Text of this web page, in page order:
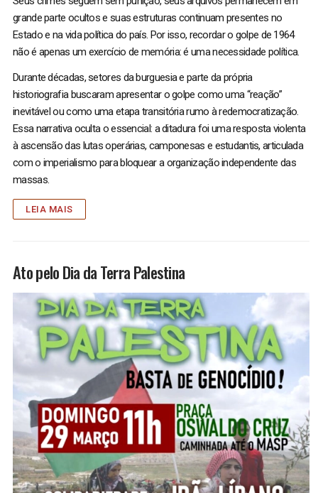
grande parte ocultos e suas estruturas continuam presentes no
Estado e na vida política do país. Por isso, recordar o golpe de 1964
não é apenas um exercício de memória: é uma necessidade política.
Durante décadas, setores da burguesia e parte da própria
historiografia buscaram apresentar o golpe como uma “reação”
inevitável ou como uma etapa transitória rumo à redemocratização.
Essa narrativa oculta o essencial: a ditadura foi uma resposta violenta
à ascensão das lutas operárias, camponesas e estudantis, articulada
com o imperialismo para bloquear a organização independente das
massas.
LEIA MAIS
Ato pelo Dia da Terra Palestina